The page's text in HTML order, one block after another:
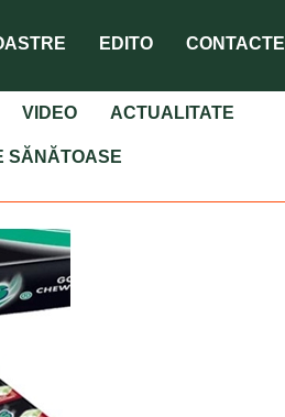
EDITO CONTACTE
VIDEO ACTUALITATE
SĂNĂTOASE